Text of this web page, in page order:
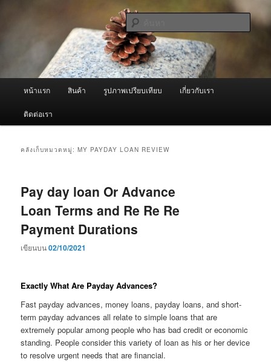
ผู้นำเข้าเครื่องพ่นหมอกควัน Best
Fogger / Fogger One และ อะไหล่
จำหน่ายเครื่องพ่นหมอกควัน คุณภาพดี บริการด้วยความจริงใจ
ค้นหา
หน้าแรก สินค้า รูปภาพเปรียบเทียบ เกี่ยวกับเรา
ติดต่อเรา
คลังเก็บหมวดหมู่:MY PAYDAY LOAN REVIEW
Pay day loan Or Advance
Loan Terms and Re Re Re
Payment Durations
เขียนบน02/10/2021
Exactly What Are Payday Advances?
Fast payday advances, money loans, payday loans, and short-
term payday advances all relate to simple loans that are
extremely popular among people who has bad credit or economic
standing. People consider this variety of loan as his or her device
to resolve urgent needs that are financial.